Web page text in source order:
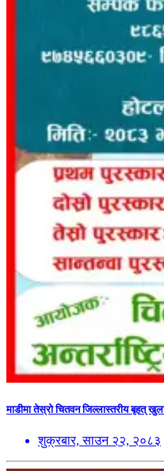
माडीमा तेस्रो चितवन जिल्लास्तरीय बृहत्
शुक्रबार, साउन २२, २०८३